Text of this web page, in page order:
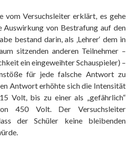
vom Versuchsleiter erklärt, es gehe
Auswirkung von Bestrafung auf den
bestand darin, als ‚Lehrer‘ dem in
sitzenden anderen Teilnehmer –
ein eingeweihter Schauspieler) –
für jede falsche Antwort zu
Antwort erhöhte sich die Intensität
Volt, bis zu einer als „gefährlich“
450 Volt. Der Versuchsleiter
der Schüler keine bleibenden